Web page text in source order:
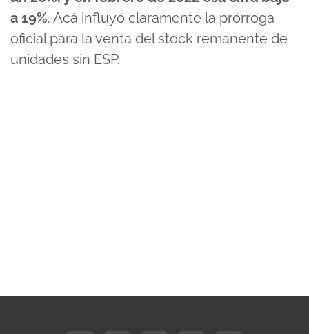
a 19%. Acá influyó claramente la prórroga
oficial para la venta del stock remanente de
unidades sin ESP.